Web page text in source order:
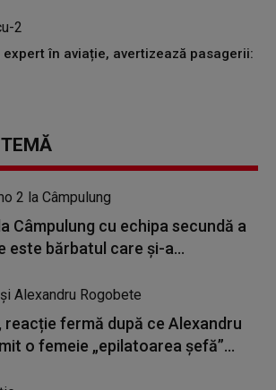
în aviație, avertizează pasagerii:
Câmpulung cu echipa secundă a
este bărbatul care și-a...
reacție fermă după ce Alexandru
o femeie „epilatoarea șefă”...